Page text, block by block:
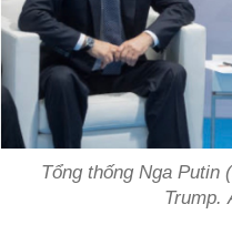
Tổng thống Nga Putin
Trump.